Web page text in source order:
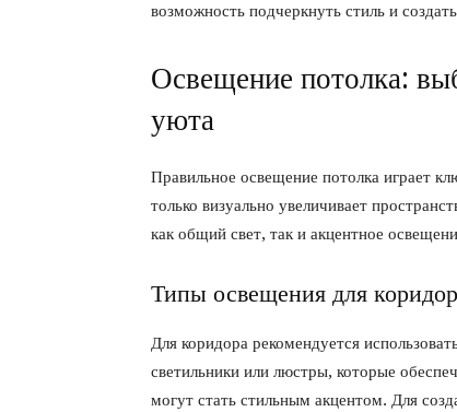
возможность подчеркнуть стиль и
Освещение потолка:
уюта
Правильное освещение потолка играет
только визуально увеличивает
как общий свет, так и акцентное
Типы освещения для
Для коридора рекомендуется
светильники или люстры, которые
могут стать стильным акцентом. Для